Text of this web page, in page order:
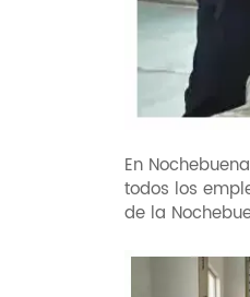
En
todos los
de la